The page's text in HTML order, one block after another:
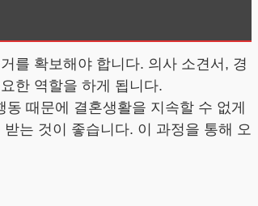
를 확보해야 합니다. 의사 소견서, 경
한 역할을 하게 됩니다.
동 때문에 결혼생활을 지속할 수 없게
는 것이 좋습니다. 이 과정을 통해 오